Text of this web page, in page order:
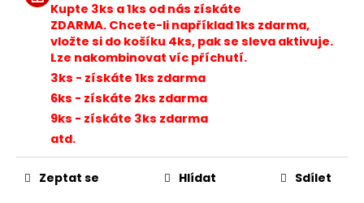
Kupte 3ks a 1ks od nás získáte
ZDARMA. Chcete-li například 1ks zdarma,
vložte si do košíku 4ks, pak se sleva aktivuje.
Lze nakombinovat víc příchutí.
3ks - získáte 1ks zdarma
6ks - získáte 2ks zdarma
9ks - získáte 3ks zdarma
atd.
Zeptat se Hlídat Sdílet
ELFLIQ
LIQUID
10ML
10MG